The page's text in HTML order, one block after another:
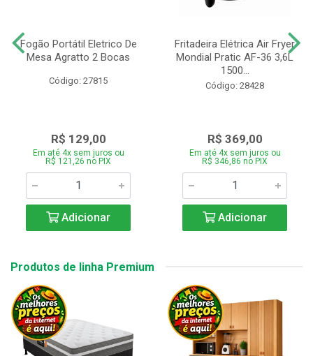
Fogão Portátil Eletrico De
Mesa Agratto 2 Bocas
Código: 27815
R$ 129,00
Em até 4x sem juros ou
R$ 121,26 no PIX
Adicionar
Fritadeira Elétrica Air Fryer
Mondial Pratic AF-36 3,6L
1500...
Código: 28428
R$ 369,00
Em até 4x sem juros ou
R$ 346,86 no PIX
Adicionar
Produtos de linha Premium